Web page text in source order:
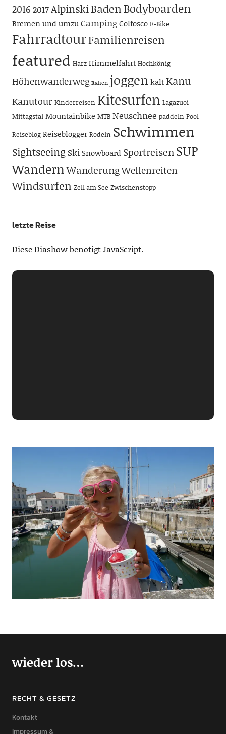
2016 2017AlpinskiBaden Bodyboarden
Bremen und umzuCampingColfosco E-Bike
FahrradtourFamilienreisen
featured Harz Himmelfahrt Hochkönig
Höhenwanderweg Italien joggenkaltKanu
Kanutour Kinderreisen Kitesurfen Lagazuoi
Mittagstal Mountainbike MTB Neuschnee paddeln Pool
Reiseblog Reiseblogger Rodeln Schwimmen
Sightseeing SkiSnowboard SportreisenSUP
WandernWanderungWellenreiten
Windsurfen Zell am See Zwischenstopp
letzte Reise
Diese Diashow benötigt JavaScript.
wieder los…
RECHT & GESETZ
Kontakt